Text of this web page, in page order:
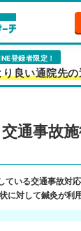
登録者限定！
り良い通院先の
通事故
ている交通事故対
に対して鍼灸が利